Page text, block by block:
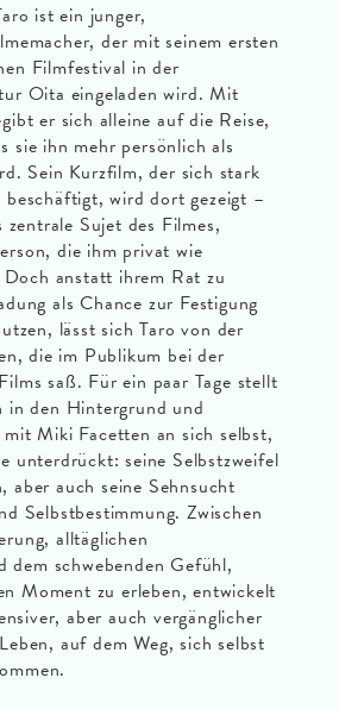
ist ein junger,
der mit seinem ersten
Filmfestival in der
Oita eingeladen wird. Mit
er sich alleine auf die Reise,
sie ihn mehr persönlich als
Sein Kurzfilm, der sich stark
wird dort gezeigt –
Sujet des Filmes,
die ihm privat wie
anstatt ihrem Rat zu
als Chance zur Festigung
lässt sich Taro von der
die im Publikum bei der
saß. Für ein paar Tage stellt
in den Hintergrund und
Miki Facetten an sich selbst,
unterdrückt: seine Selbstzweifel
aber auch seine Sehnsucht
Selbstbestimmung. Zwischen
alltäglichen
dem schwebenden Gefühl,
Moment zu erleben, entwickelt
aber auch vergänglicher
auf dem Weg, sich selbst